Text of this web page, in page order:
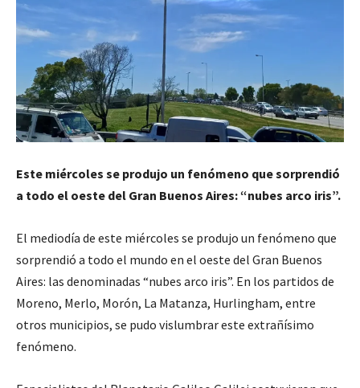
Este miércoles se produjo un fenómeno que sorprendió
a todo el oeste del Gran Buenos Aires: “nubes arco iris”.
El mediodía de este miércoles se produjo un fenómeno que
sorprendió a todo el mundo en el oeste del Gran Buenos
Aires: las denominadas “nubes arco iris”. En los partidos de
Moreno, Merlo, Morón, La Matanza, Hurlingham, entre
otros municipios, se pudo vislumbrar este extrañísimo
fenómeno.